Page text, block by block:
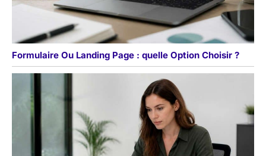
Formulaire Ou Landing Page : quelle Option Choisir ?